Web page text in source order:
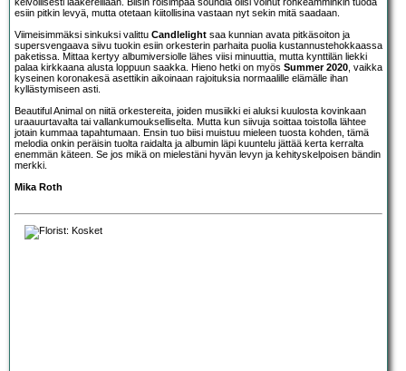
kelvollisesti laakereillaan. Biisin roisimpaa soundia olisi voinut rohkeamminkin tuoda
esiin pitkin levyä, mutta otetaan kiitollisina vastaan nyt sekin mitä saadaan.
Viimeisimmäksi sinkuksi valittu Candlelight saa kunnian avata pitkäsoiton ja
supersvengaava siivu tuokin esiin orkesterin parhaita puolia kustannustehokkaassa
paketissa. Mittaa kertyy albumiversiolle lähes viisi minuuttia, mutta kynttilän liekki
palaa kirkkaana alusta loppuun saakka. Hieno hetki on myös Summer 2020, vaikka
kyseinen koronakesä asettikin aikoinaan rajoituksia normaalille elämälle ihan
kyllästymiseen asti.
Beautiful Animal on niitä orkestereita, joiden musiikki ei aluksi kuulosta kovinkaan
uraauurtavalta tai vallankumoukselliselta. Mutta kun siivuja soittaa toistolla lähtee
jotain kummaa tapahtumaan. Ensin tuo biisi muistuu mieleen tuosta kohden, tämä
melodia onkin peräisin tuolta raidalta ja albumin läpi kuuntelu jättää kerta kerralta
enemmän käteen. Se jos mikä on mielestäni hyvän levyn ja kehityskelpoisen bändin
merkki.
Mika Roth